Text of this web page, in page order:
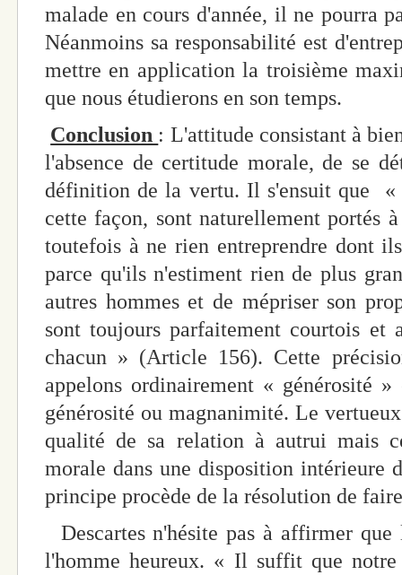
malade en cours d'année, il ne pourra
Néanmoins sa responsabilité est
mettre en application la troisième
que nous étudierons en son temps.
Conclusion : L'attitude consistant à
l'absence de certitude morale, de se
définition de la vertu. Il s'ensuit que «
cette façon, sont naturellement portés
toutefois à ne rien entreprendre dont
parce qu'ils n'estiment rien de plus
autres hommes et de mépriser son
sont toujours parfaitement courtois et
chacun » (Article 156). Cette
appelons ordinairement « générosité
générosité ou magnanimité. Le
qualité de sa relation à autrui mais
morale dans une disposition intérieure
principe procède de la résolution de
Descartes n'hésite pas à affirmer que
l'homme heureux. « Il suffit que notre